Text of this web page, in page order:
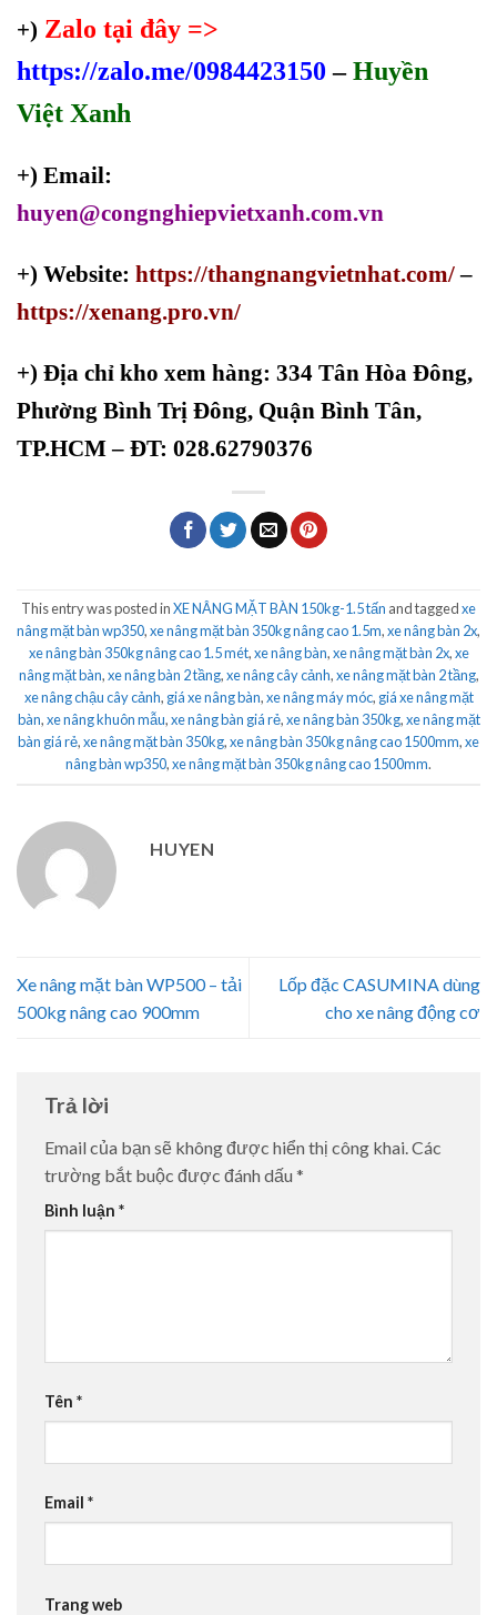
+) Zalo tại đây =>
https://zalo.me/0984423150 –Huyền
Việt Xanh
+) Email:
huyen@congnghiepvietxanh.com.vn
+) Website: https://thangnangvietnhat.com/–
https://xenang.pro.vn/
+) Địa chỉ kho xem hàng: 334 Tân Hòa Đông,
Phường Bình Trị Đông, Quận Bình Tân,
TP.HCM – ĐT: 028.62790376
This entry was posted inXE NÂNG MẶT BÀN 150kg-1.5 tấn and taggedxe
nâng mặt bàn wp350,xe nâng mặt bàn 350kg nâng cao 1.5m,xe nâng bàn 2x,
xe nâng bàn 350kg nâng cao 1.5 mét,xe nâng bàn,xe nâng mặt bàn 2x,xe
nâng mặt bàn,xe nâng bàn 2 tầng,xe nâng cây cảnh,xe nâng mặt bàn 2 tầng,
xe nâng chậu cây cảnh, giá xe nâng bàn,xe nâng máy móc, giá xe nâng mặt
bàn,xe nâng khuôn mẫu,xe nâng bàn giá rẻ,xe nâng bàn 350kg,xe nâng mặt
bàn giá rẻ,xe nâng mặt bàn 350kg,xe nâng bàn 350kg nâng cao 1500mm,xe
nâng bàn wp350,xe nâng mặt bàn 350kg nâng cao 1500mm.
HUYEN
Xe nâng mặt bàn WP500 – tải
500kg nâng cao 900mm
Lốp đặc CASUMINA dùng
cho xe nâng động cơ
Trả lời
Email của bạn sẽ không được hiển thị công khai.Các
trường bắt buộc được đánh dấu *
Bình luận *
Tên *
Email *
Trang web